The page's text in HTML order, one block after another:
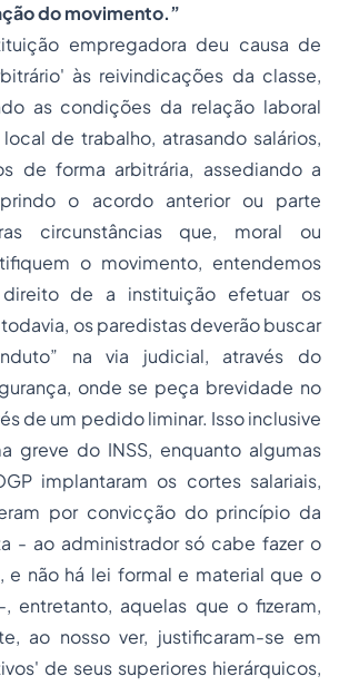
do movimento.”
empregadora deu causa de
às reivindicações da classe,
as condições da relação laboral
de trabalho, atrasando salários,
de forma arbitrária, assediando a
o acordo anterior ou parte
circunstâncias que, moral ou
o movimento, entendemos
de a instituição efetuar os
os paredistas deverão buscar
na via judicial, através do
onde se peça brevidade no
de um pedido liminar. Isso inclusive
greve do INSS, enquanto algumas
implantaram os cortes salariais,
por convicção do princípio da
- ao administrador só cabe fazer o
e não há lei formal e material que o
-, entretanto, aquelas que o fizeram,
ao nosso ver, justificaram-se em
' de seus superiores hierárquicos,